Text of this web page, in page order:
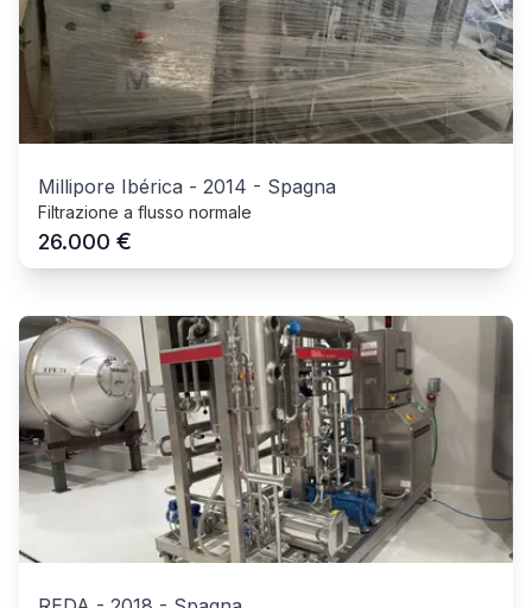
Millipore Ibérica - 2014 - Spagna
Filtrazione a flusso normale
26.000 €